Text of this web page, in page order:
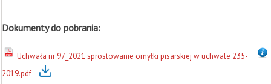
Dokumenty do pobrania:
Uchwała nr 97_2021 sprostowanie omyłki pisarskiej w uchwale 235-
2019.pdf